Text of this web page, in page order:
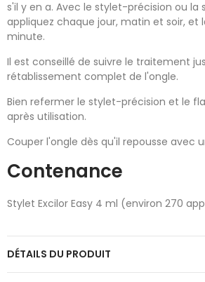
s'il y en a. Avec le stylet-précision ou la
appliquez chaque jour, matin et soir, et
minute.
Il est conseillé de suivre le traitement
rétablissement complet de l'ongle.
Bien refermer le stylet-précision et le
après utilisation.
Couper l'ongle dès qu'il repousse avec
Contenance
Stylet Excilor Easy 4 ml (environ 270
DÉTAILS DU PRODUIT